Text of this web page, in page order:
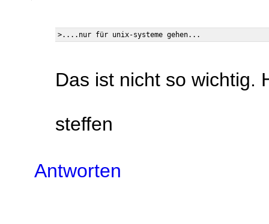
Das ist nicht so wichtig.
steffen
Antworten